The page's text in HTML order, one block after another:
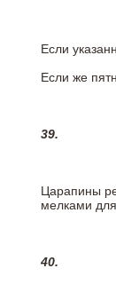
Если
Если же
39.
Царапины
мелками
40.